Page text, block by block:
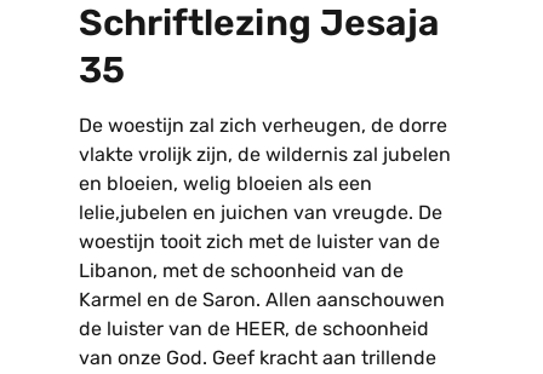
Schriftlezing Jesaja
35
De woestijn zal zich verheugen, de dorre
vlakte vrolijk zijn, de wildernis zal jubelen
en bloeien, welig bloeien als een
lelie,jubelen en juichen van vreugde. De
woestijn tooit zich met de luister van de
Libanon, met de schoonheid van de
Karmel en de Saron. Allen aanschouwen
de luister van de HEER, de schoonheid
van onze God. Geef kracht aan trillende